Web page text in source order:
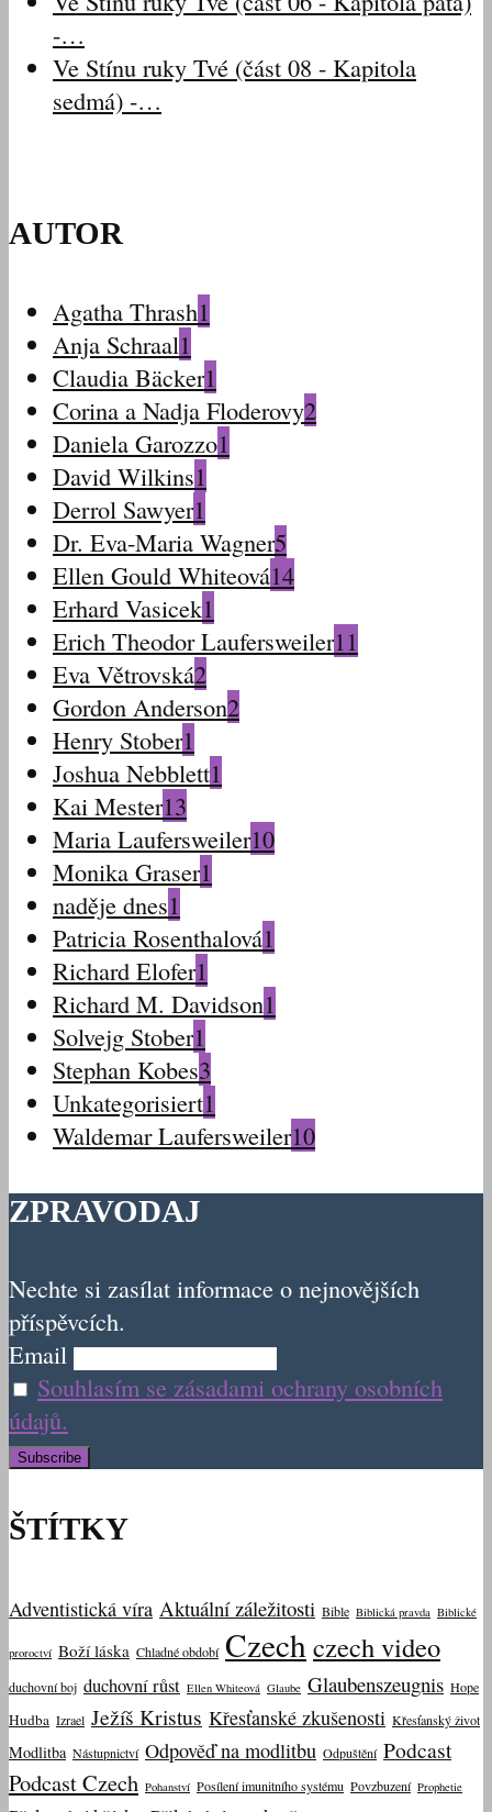
-…
Ve Stínu ruky Tvé (část 08 - Kapitola
sedmá) -…
AUTOR
Agatha Thrash1
Anja Schraal1
Claudia Bäcker1
Corina a Nadja Floderovy2
Daniela Garozzo1
David Wilkins1
Derrol Sawyer1
Dr. Eva-Maria Wagner5
Ellen Gould Whiteová14
Erhard Vasicek1
Erich Theodor Laufersweiler11
Eva Větrovská2
Gordon Anderson2
Henry Stober1
Joshua Nebblett1
Kai Mester13
Maria Laufersweiler10
Monika Graser1
naděje dnes1
Patricia Rosenthalová1
Richard Elofer1
Richard M. Davidson1
Solvejg Stober1
Stephan Kobes3
Unkategorisiert1
Waldemar Laufersweiler10
ZPRAVODAJ
Nechte si zasílat informace o nejnovějších
příspěvcích.
Email
Souhlasím se zásadami ochrany osobních
údajů.
ŠTÍTKY
Adventistická víra Aktuální záležitosti Bible Biblická pravda Biblické
proroctví Boží láska Chladné období Czech czech video
duchovní boj duchovní růst Ellen Whiteová Glaube Glaubenszeugnis Hope
Hudba Izrael Ježíš Kristus Křesťanské zkušenosti Křesťanský život
Modlitba Nástupnictví Odpověď na modlitbu Odpuštění Podcast
Podcast Czech Pohanství Posílení imunitního systému Povzbuzení Prophetie